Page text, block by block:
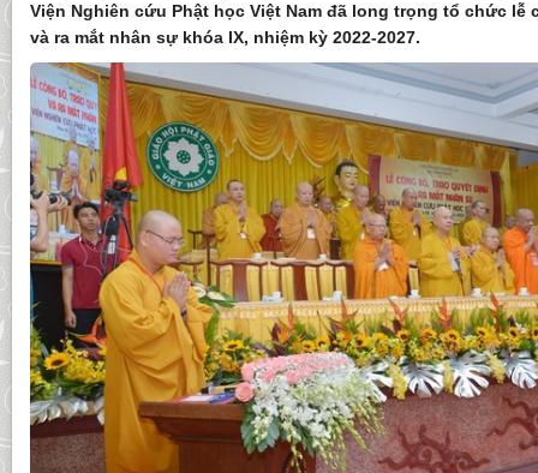
Viện Nghiên cứu Phật học Việt Nam đã long trọng tổ chức lễ
và ra mắt nhân sự khóa IX, nhiệm kỳ 2022-2027.